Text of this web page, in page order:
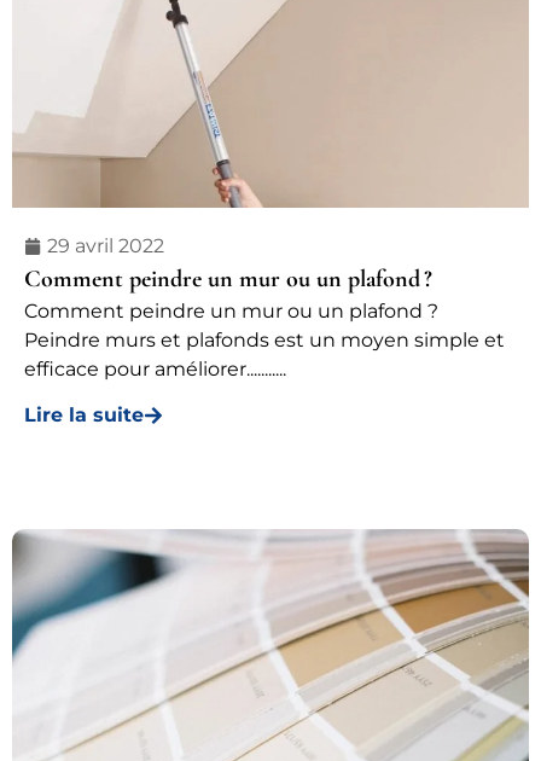
29 avril 2022
Comment peindre un mur ou un plafond ?
Comment peindre un mur ou un plafond ?
Peindre murs et plafonds est un moyen simple et
efficace pour améliorer...........
Lire la suite